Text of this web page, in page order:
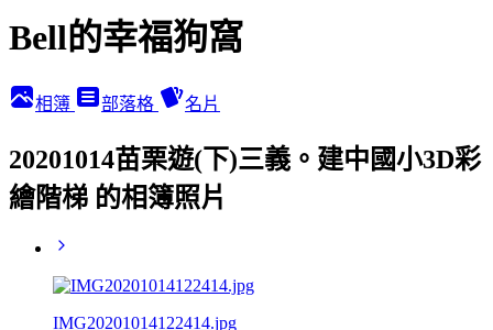
Bell的幸福狗窩
相簿 部落格 名片
20201014苗栗遊(下)三義。建中國小3D彩
繪階梯 的相簿照片
IMG20201014122414.jpg